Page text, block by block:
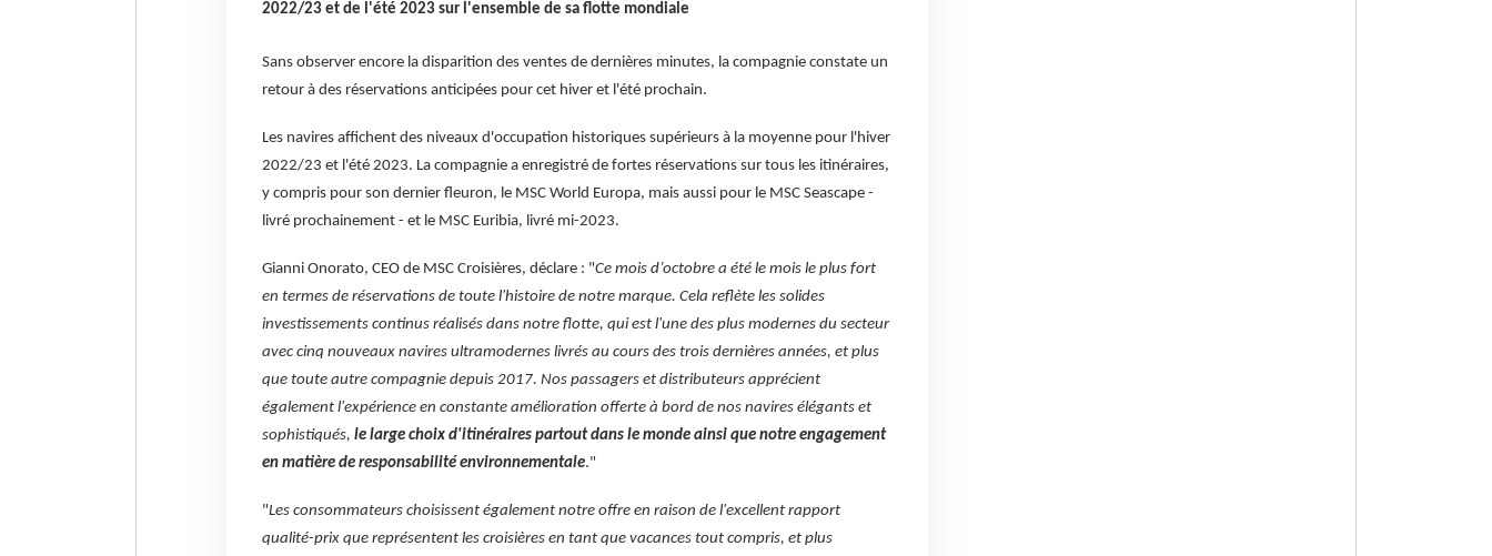
2022/23 et de l'été 2023 sur l'ensemble de sa flotte mondiale
Sans observer encore la disparition des ventes de dernières minutes, la compagnie constate un
retour à des réservations anticipées pour cet hiver et l'été prochain.
Les navires affichent des niveaux d'occupation historiques supérieurs à la moyenne pour l'hiver
2022/23 et l'été 2023. La compagnie a enregistré de fortes réservations sur tous les itinéraires,
y compris pour son dernier fleuron, le MSC World Europa, mais aussi pour le MSC Seascape -
livré prochainement - et le MSC Euribia, livré mi-2023.
Gianni Onorato, CEO de MSC Croisières, déclare : "Ce mois d’octobre a été le mois le plus fort
en termes de réservations de toute l'histoire de notre marque. Cela reflète les solides
investissements continus réalisés dans notre flotte, qui est l'une des plus modernes du secteur
avec cinq nouveaux navires ultramodernes livrés au cours des trois dernières années, et plus
que toute autre compagnie depuis 2017. Nos passagers et distributeurs apprécient
également l'expérience en constante amélioration offerte à bord de nos navires élégants et
sophistiqués, le large choix d'itinéraires partout dans le monde ainsi que notre engagement
en matière de responsabilité environnementale."
"Les consommateurs choisissent également notre offre en raison de l'excellent rapport
qualité-prix que représentent les croisières en tant que vacances tout compris, et plus